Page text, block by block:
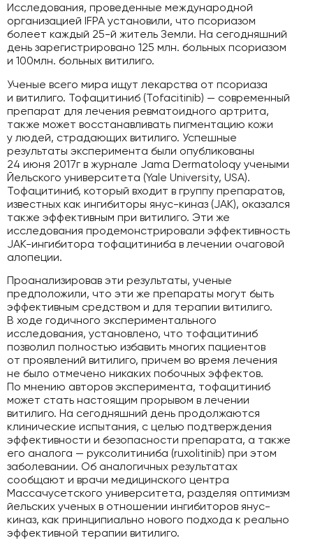
Исследования, проведенные международной
организацией IFPA установили, что псориазом
болеет каждый 25-й житель Земли. На сегодняшний
день зарегистрировано 125 млн. больных псориазом
и 100млн. больных витилиго.
Ученые всего мира ищут лекарства от псориаза
и витилиго. Тофацитиниб (Tofacitinib) — современный
препарат для лечения ревматоидного артрита,
также может восстанавливать пигментацию кожи
у людей, страдающих витилиго. Успешные
результаты эксперимента были опубликованы
24 июня 2017г в журнале Jama Dermatoloqy учеными
Йельского университета (Yale University, USA).
Тофацитиниб, который входит в группу препаратов,
известных как ингибиторы янус-киназ (JAK), оказался
также эффективным при витилиго. Эти же
исследования продемонстрировали эффективность
JAK-ингибитора тофацитиниба в лечении очаговой
алопеции.
Проанализировав эти результаты, ученые
предположили, что эти же препараты могут быть
эффективным средством и для терапии витилиго.
В ходе годичного экспериментального
исследования, установлено, что тофацитиниб
позволил полностью избавить многих пациентов
от проявлений витилиго, причем во время лечения
не было отмечено никаких побочных эффектов.
По мнению авторов эксперимента, тофацитиниб
может стать настоящим прорывом в лечении
витилиго. На сегодняшний день продолжаются
клинические испытания, с целью подтверждения
эффективности и безопасности препарата, а также
его аналога — руксолитиниба (ruxolitinib) при этом
заболевании. Об аналогичных результатах
сообщают и врачи медицинского центра
Массачусетского университета, разделяя оптимизм
йельских ученых в отношении ингибиторов янус-
киназ, как принципиально нового подхода к реально
эффективной терапии витилиго.